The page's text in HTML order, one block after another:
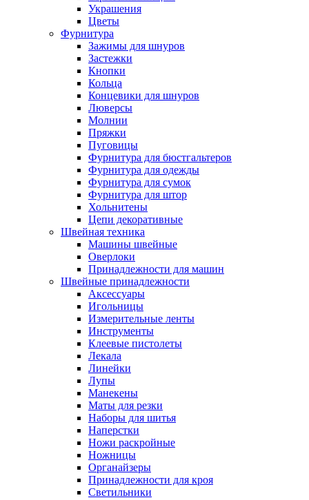
Украшения
Цветы
Фурнитура
Зажимы для шнуров
Застежки
Кнопки
Кольца
Концевики для шнуров
Люверсы
Молнии
Пряжки
Пуговицы
Фурнитура для бюстгальтеров
Фурнитура для одежды
Фурнитура для сумок
Фурнитура для штор
Хольнитены
Цепи декоративные
Швейная техника
Машины швейные
Оверлоки
Принадлежности для машин
Швейные принадлежности
Аксессуары
Игольницы
Измерительные ленты
Инструменты
Клеевые пистолеты
Лекала
Линейки
Лупы
Манекены
Маты для резки
Наборы для шитья
Наперстки
Ножи раскройные
Ножницы
Органайзеры
Принадлежности для кроя
Светильники